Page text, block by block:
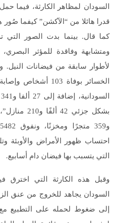
السودان لمظاهر الكارثة، فيما
قدرا هائلا من “الآكشن” كيفما صُور
كما قال. بينما بدت الصور التي
ومتشابهة وفاقدة للمؤثر البصري،
لأطوار سابقة من فيضانات النيل.
الخسائر بوفاة 103
احتساب ظهور الأمراض والأوبئة
التي يتسبب بها فيضان دام أسابيع.
وقبل هذه الكارثة التي اخترق
السودان يجاهد للخروج من عنق
إلى ضغوط لحمله على التطبيع مع